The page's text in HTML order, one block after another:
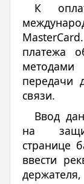
К
платежа
передачи
связи.
Ввод
на
странице
ввести